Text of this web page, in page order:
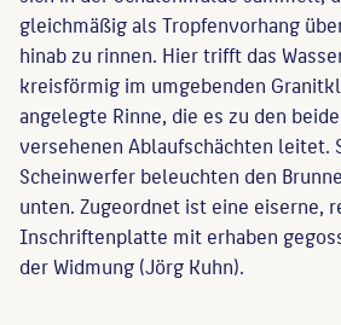
gleichmäßig als Tropfenvorhang
hinab zu rinnen. Hier trifft das
kreisförmig im umgebenden
angelegte Rinne, die es zu den
versehenen Ablaufschächten leitet.
Scheinwerfer beleuchten den
unten. Zugeordnet ist eine eiserne,
Inschriftenplatte mit erhaben
der Widmung (Jörg Kuhn).